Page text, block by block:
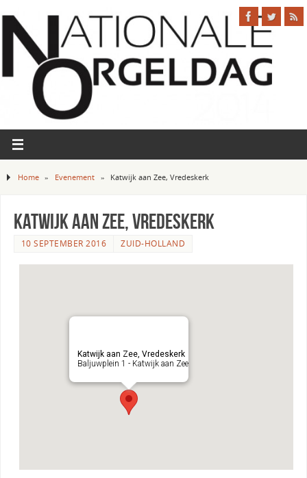
Home » Evenement » Katwijk aan Zee, Vredeskerk
Katwijk aan Zee, Vredeskerk
10 SEPTEMBER 2016 ZUID-HOLLAND
Katwijk aan Zee, Vredeskerk
Baljuwplein 1 - Katwijk aan Zee